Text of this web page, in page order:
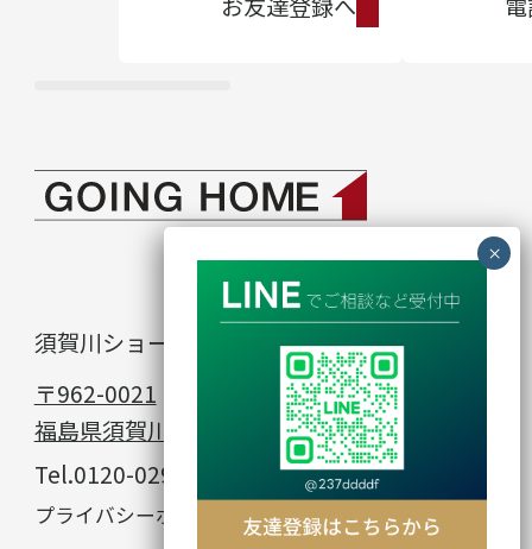
須賀川ショールーム
〒962-0021
福島県須賀川市館取町23−1
Tel.0120-029-912
プライバシーポリシー © GOING HOME